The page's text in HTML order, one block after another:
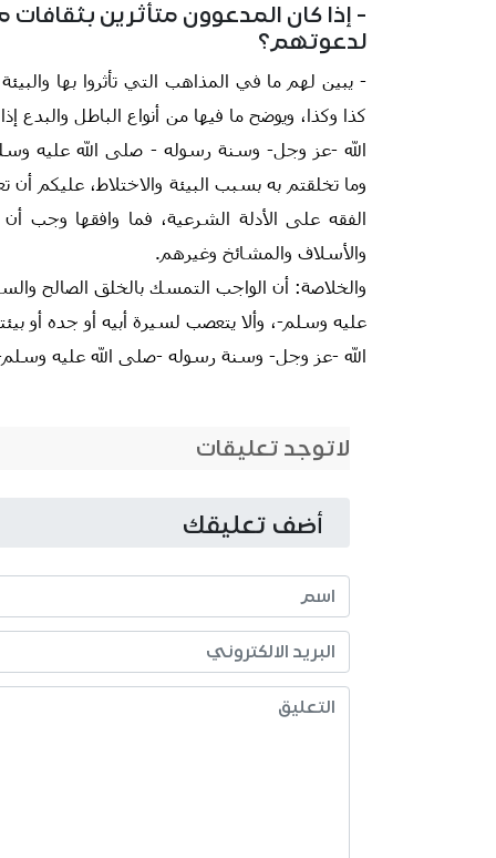
- إذا كان المدعوون متأثرين
لدعوتهم؟
- يبين لهم ما في المذاهب التي تأثروا بها
كذا وكذا، ويوضح ما فيها من أنواع الباطل
الله -عز وجل- وسنة رسوله - صلى الله عليه
وما تخلقتم به بسبب البيئة والاختلاط، عليكم
الفقه على الأدلة الشرعية، فما وافقها وجب
والأسلاف والمشائخ وغيرهم.
والخلاصة: أن الواجب التمسك بالخلق الصالح
عليه وسلم-، وألا يتعصب لسيرة أبيه أو جده أو
الله -عز وجل- وسنة رسوله -صلى الله عليه
لاتوجد تعليقات
أضف تعليقك